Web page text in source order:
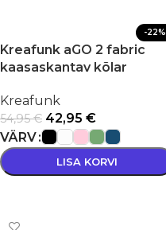
-22%
Kreafunk aGO 2 fabric
kaasaskantav kõlar
Kreafunk
54,95€ 42,95 €
VÄRV
LISA KORVI